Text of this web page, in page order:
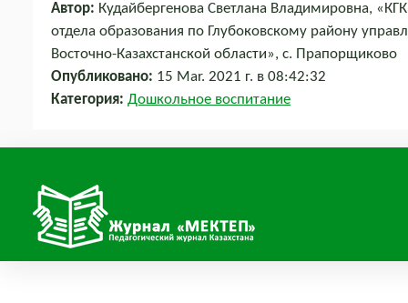
Автор: Кудайбергенова Светлана Владимировна,
отдела образования по Глубоковскому району
Восточно-Казахстанской области», с. Прапорщиково
Опубликовано: 15 Mar. 2021 г. в 08:42:32
Категория: Дошкольное воспитание